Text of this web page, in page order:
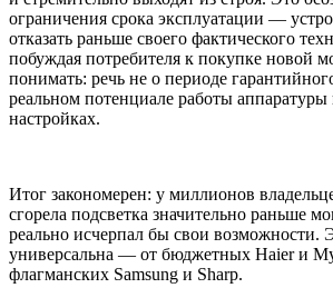
ограничения срока эксплуатации —
отказать раньше своего фактического
побуждая потребителя к покупке новой
понимать: речь не о периоде
реальном потенциале работы
настройках.
Итог закономерен: у миллионов
сгорела подсветка значительно раньше
реально исчерпал бы свои возможности.
универсальна — от бюджетных Haier и
флагманских Samsung и Sharp.